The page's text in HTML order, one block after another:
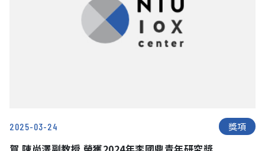
獎項
2025-03-24